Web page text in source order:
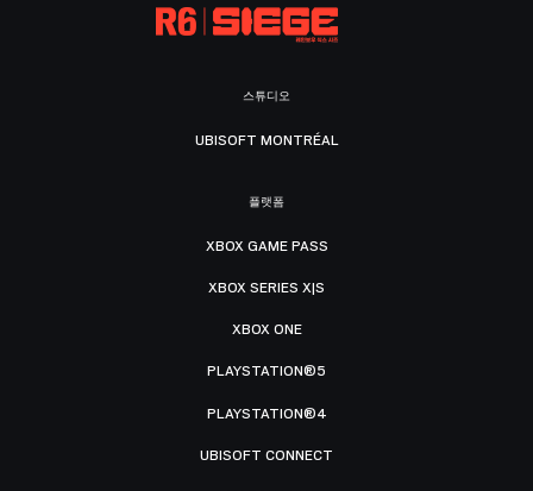
스튜디오
UBISOFT MONTRÉAL
플랫폼
XBOX GAME PASS
XBOX SERIES X|S
XBOX ONE
PLAYSTATION®5
PLAYSTATION®4
UBISOFT CONNECT